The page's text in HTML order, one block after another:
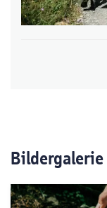
Bildergalerie